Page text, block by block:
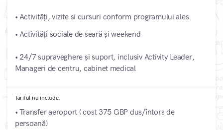
• Activități, vizite si cursuri conform programului ales
• Activități sociale de seară și weekend
• 24/7 supraveghere și suport, inclusiv Activity Leader,
Manageri de centru, cabinet medical
Tariful nu include:
• Transfer aeroport ( cost 375 GBP dus/întors de
persoană)